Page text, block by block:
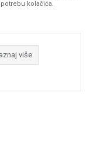
kolačića.
više